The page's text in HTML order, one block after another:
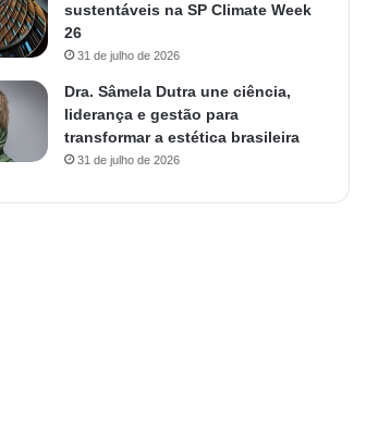
sustentáveis na SP Climate Week
26
31 de julho de 2026
Dra. Sâmela Dutra une ciência,
liderança e gestão para
transformar a estética brasileira
31 de julho de 2026